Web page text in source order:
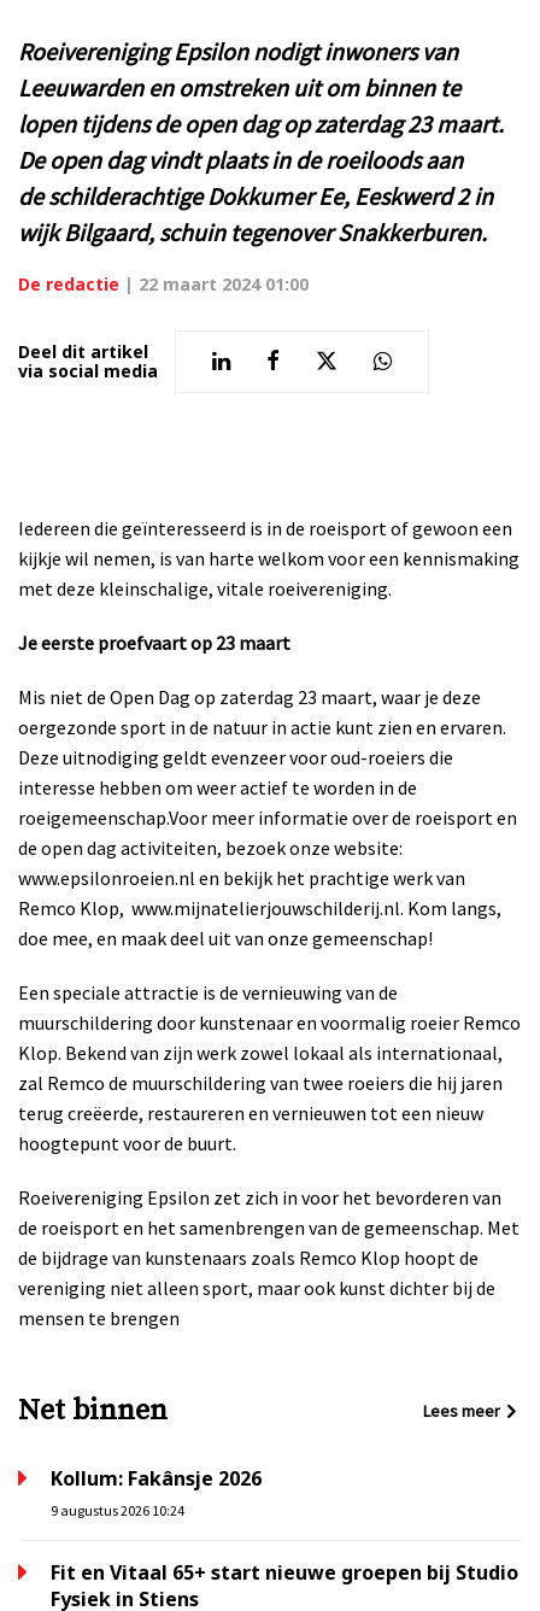
Roeivereniging Epsilon nodigt inwoners van
Leeuwarden en omstreken uit om binnen te
lopen tijdens de open dag op zaterdag 23 maart.
De open dag vindt plaats in de roeiloods aan
de schilderachtige Dokkumer Ee, Eeskwerd 2 in
wijk Bilgaard, schuin tegenover Snakkerburen.
De redactie | 22 maart 2024 01:00
Deel dit artikel
via social media
Iedereen die geïnteresseerd is in de roeisport of gewoon een
kijkje wil nemen, is van harte welkom voor een kennismaking
met deze kleinschalige, vitale roeivereniging.
Je eerste proefvaart op 23 maart
Mis niet de Open Dag op zaterdag 23 maart, waar je deze
oergezonde sport in de natuur in actie kunt zien en ervaren.
Deze uitnodiging geldt evenzeer voor oud-roeiers die
interesse hebben om weer actief te worden in de
roeigemeenschap.Voor meer informatie over de roeisport en
de open dag activiteiten, bezoek onze website:
www.epsilonroeien.nl en bekijk het prachtige werk van
Remco Klop, www.mijnatelierjouwschilderij.nl. Kom langs,
doe mee, en maak deel uit van onze gemeenschap!
Een speciale attractie is de vernieuwing van de
muurschildering door kunstenaar en voormalig roeier Remco
Klop. Bekend van zijn werk zowel lokaal als internationaal,
zal Remco de muurschildering van twee roeiers die hij jaren
terug creëerde, restaureren en vernieuwen tot een nieuw
hoogtepunt voor de buurt.
Roeivereniging Epsilon zet zich in voor het bevorderen van
de roeisport en het samenbrengen van de gemeenschap. Met
de bijdrage van kunstenaars zoals Remco Klop hoopt de
vereniging niet alleen sport, maar ook kunst dichter bij de
mensen te brengen
Net binnen Lees meer
Kollum: Fakânsje 2026
9 augustus 2026 10:24
Fit en Vitaal 65+ start nieuwe groepen bij Studio
Fysiek in Stiens